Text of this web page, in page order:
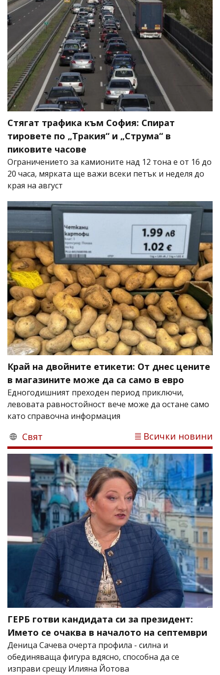
Стягат трафика към София: Спират
тировете по „Тракия“ и „Струма“ в
пиковите часове
Ограничението за камионите над 12 тона е от 16 до
20 часа, мярката ще важи всеки петък и неделя до
края на август
Край на двойните етикети: От днес цените
в магазините може да са само в евро
Едногодишният преходен период приключи,
левовата равностойност вече може да остане само
като справочна информация
Свят Всички новини
ГЕРБ готви кандидата си за президент:
Името се очаква в началото на септември
Деница Сачева очерта профила - силна и
обединяваща фигура вдясно, способна да се
изправи срещу Илияна Йотова